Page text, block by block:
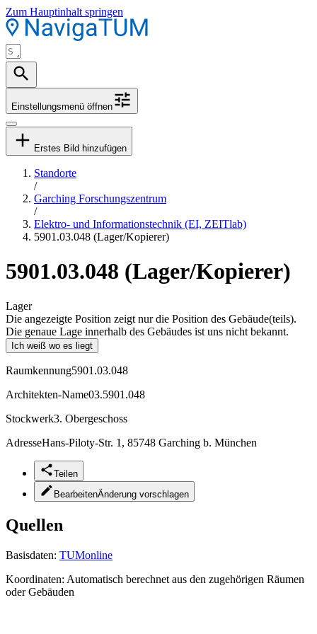
Zum Hauptinhalt springen
Einstellungsmenü öffnen
Erstes Bild hinzufügen
Standorte
/
Garching Forschungszentrum
/
Elektro- und Informationstechnik (EI, ZEITlab)
5901.03.048 (Lager/Kopierer)
5901.03.048 (Lager/Kopierer)
Lager
Die angezeigte Position zeigt nur die Position des Gebäude(teils).
Die genaue Lage innerhalb des Gebäudes ist uns nicht bekannt.
Ich weiß wo es liegt
Raumkennung5901.03.048
Architekten-Name03.5901.048
Stockwerk3. Obergeschoss
AdresseHans-Piloty-Str. 1, 85748 Garching b. München
Teilen
BearbeitenÄnderung vorschlagen
Quellen
Basisdaten: TUMonline
Koordinaten: Automatisch berechnet aus den zugehörigen Räumen
oder Gebäuden